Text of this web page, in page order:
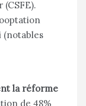
(notables
la réforme
de 48%